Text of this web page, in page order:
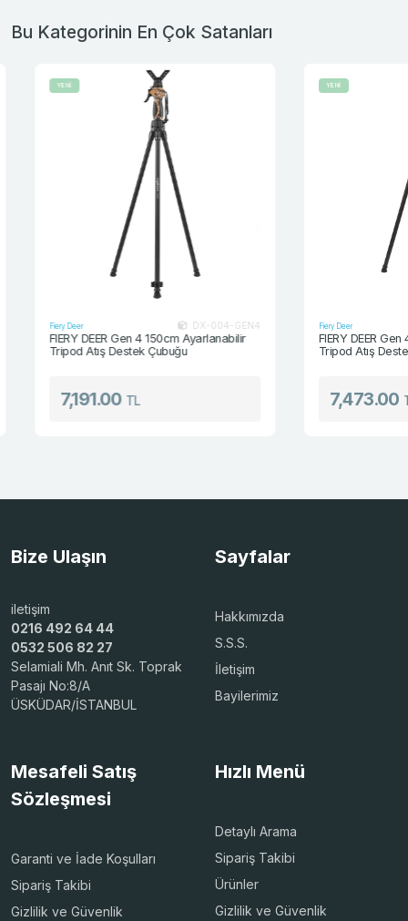
Bu Kategorinin En Çok Satanları
Fiery Deer DX-004-GEN4
FIERY DEER Gen 4 150cm Ayarlanabilir
Tripod Atış Destek Çubuğu
7,191.00TL
Fiery Deer
FIERY DEER Gen 4
Tripod Atış Destek
7,473.00TL
Bize Ulaşın
iletişim
0216 492 64 44
0532 506 82 27
Selamiali Mh. Anıt Sk. Toprak
Pasajı No:8/A
ÜSKÜDAR/İSTANBUL
Sayfalar
Hakkımızda
S.S.S.
İletişim
Bayilerimiz
Mesafeli Satış
Sözleşmesi
Garanti ve İade Koşulları
Sipariş Takibi
Gizlilik ve Güvenlik
Hızlı Menü
Detaylı Arama
Sipariş Takibi
Ürünler
Gizlilik ve Güvenlik